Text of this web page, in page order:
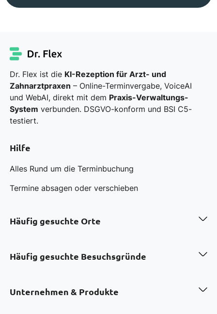
Dr. Flex ist die KI-Rezeption für Arzt- und
Zahnarztpraxen – Online-Terminvergabe, VoiceAI
und WebAI, direkt mit dem Praxis-Verwaltungs-
System verbunden. DSGVO-konform und BSI C5-
testiert.
Hilfe
Alles Rund um die Terminbuchung
Termine absagen oder verschieben
Häufig gesuchte Orte
Zahnarzt in Hamburg
Zahnarzt in München
Zahnarzt in Düsseldorf
Häufig gesuchte Besuchsgründe
Bleaching in München
Invisalign in Düsseldorf
Unternehmen & Produkte